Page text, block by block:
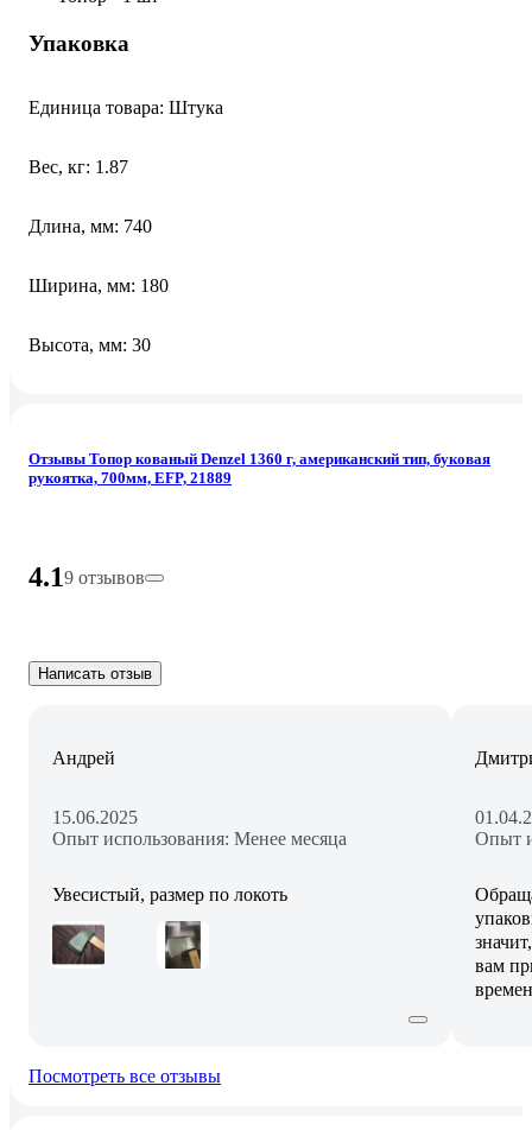
Упаковка
Единица товара: Штука
Вес, кг: 1.87
Длина, мм: 740
Ширина, мм: 180
Высота, мм: 30
Отзывы Топор кованый Denzel 1360 г, американский тип, буковая
рукоятка, 700мм, EFP, 21889
4.19 отзывов
Написать отзыв
Андрей
15.06.2025
Опыт использования: Менее месяца
Увесистый, размер по локоть
Опыт
вам
Посмотреть все отзывы